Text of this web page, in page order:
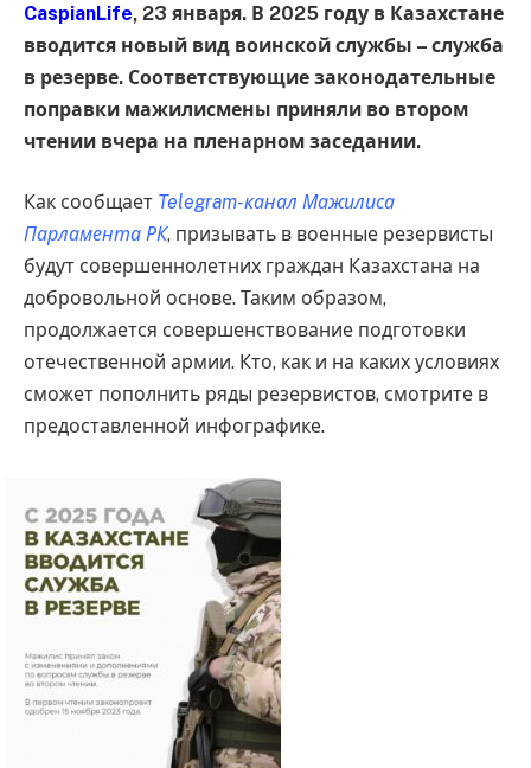
CaspianLife, 23 января. В 2025 году в Казахстане
вводится новый вид воинской службы – служба
в резерве. Соответствующие законодательные
поправки мажилисмены приняли во втором
чтении вчера на пленарном заседании.
Как сообщает Telegram-канал Мажилиса
Парламента РК, призывать в военные резервисты
будут совершеннолетних граждан Казахстана на
добровольной основе. Таким образом,
продолжается совершенствование подготовки
отечественной армии. Кто, как и на каких условиях
сможет пополнить ряды резервистов, смотрите в
предоставленной инфографике.